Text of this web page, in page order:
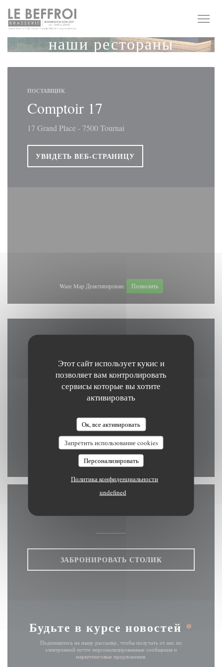
Панель управления cookies
Этот сайт использует кукис и
позволяет вам контролировать
сервисы которые вы хотите
активировать
Ок, все активировать
Запретить использование cookies
Персонализировать
Политика конфиденциальности
undefined
наши рестораны
ПОСТАВЩИК
Comptoir 17
17 Grand Place - 7500 Tournai
УВИДЕТЬ ВЕБ-СТРАНИЦУ
Waze Map Деактивирован. Позволить
Grand Place 15 7500 Tournai((открывается в
brasserielebeffroi@gmail.com
Facebook ((открывается в
Связь с нами
ЗАБРОНИРОВАТЬ СТОЛИК
Будьте в курсе новостей *
Подпишитесь на нашу рассылку, чтобы получать от нас по
электронной почте персонализированные сообщения и
маркетинговые предложения.